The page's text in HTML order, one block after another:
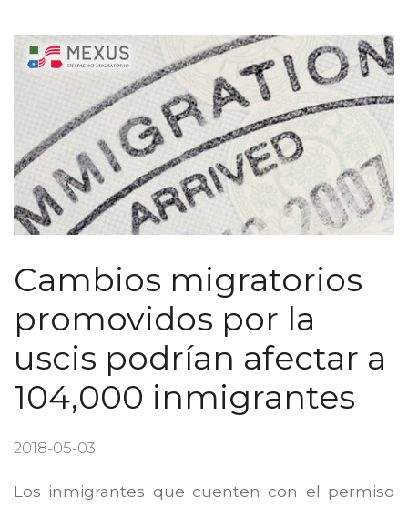
Cambios migratorios
promovidos por la
uscis podrían afectar a
104,000 inmigrantes
2018-05-03
Los inmigrantes que cuenten con el permiso